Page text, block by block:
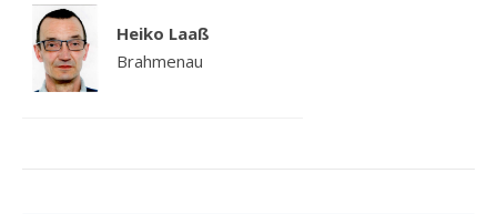
Heiko Laaß
Brahmenau